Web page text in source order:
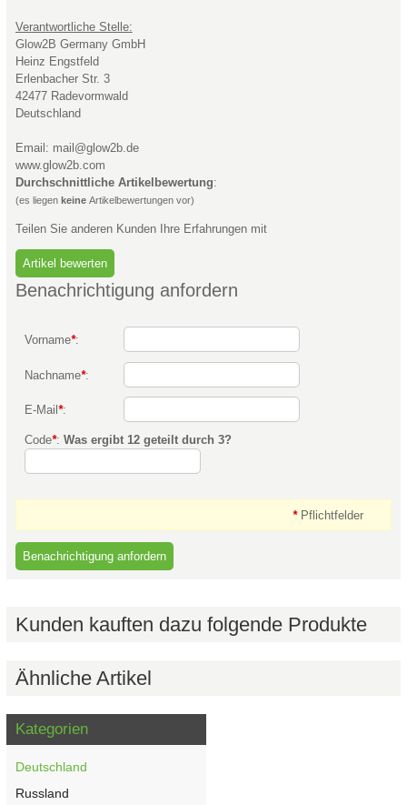
Verantwortliche Stelle:
Glow2B Germany GmbH
Heinz Engstfeld
Erlenbacher Str. 3
42477 Radevormwald
Deutschland
Email: mail@glow2b.de
www.glow2b.com
Durchschnittliche Artikelbewertung:
(es liegen keine Artikelbewertungen vor)
Teilen Sie anderen Kunden Ihre Erfahrungen mit
Benachrichtigung anfordern
Vorname*:
Nachname*:
E-Mail *:
Code*: Was ergibt 12 geteilt durch 3?
*Pflichtfelder
Kunden kauften dazu folgende Produkte
Ähnliche Artikel
Kategorien
Deutschland
Russland